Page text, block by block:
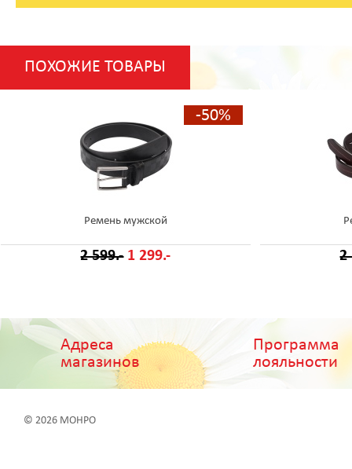
ПОХОЖИЕ ТОВАРЫ
-50%
Ремень мужской
2 599.- 1 299.- 2
Адреса
магазинов
Программа
лояльности
© 2026 МОНРО